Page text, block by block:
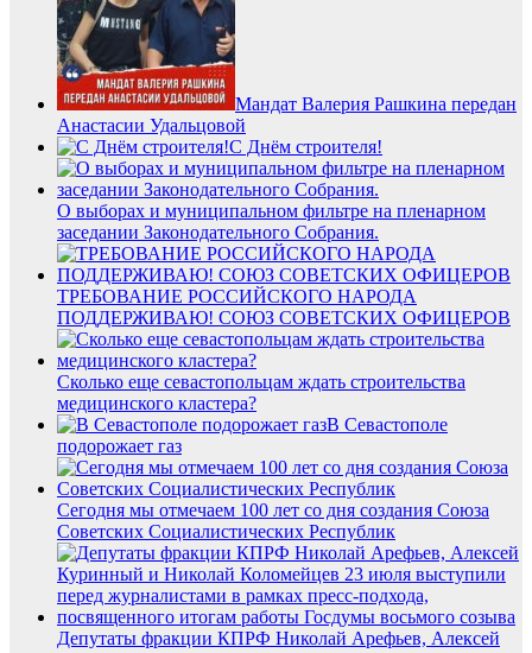
Мандат Валерия Рашкина передан
Анастасии Удальцовой
С Днём строителя!
О выборах и муниципальном фильтре на пленарном
заседании Законодательного Собрания.
ТРЕБОВАНИЕ РОССИЙСКОГО НАРОДА
ПОДДЕРЖИВАЮ! СОЮЗ СОВЕТСКИХ ОФИЦЕРОВ
Сколько еще севастопольцам ждать строительства
медицинского кластера?
В Севастополе
подорожает газ
Сегодня мы отмечаем 100 лет со дня создания Союза
Советских Социалистических Республик
Депутаты фракции КПРФ Николай Арефьев, Алексей